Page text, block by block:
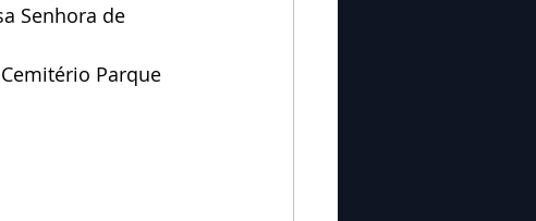
Senhora de
Parque